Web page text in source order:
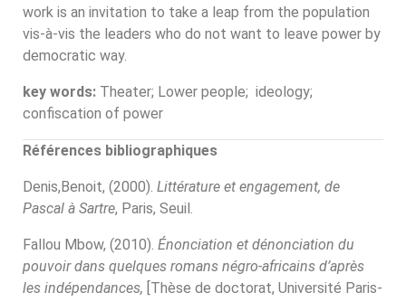
work is an invitation to take a leap from the population
vis-à-vis the leaders who do not want to leave power by
democratic way.
key words: Theater; Lower people; ideology;
confiscation of power
Références bibliographiques
Denis,Benoit, (2000). Littérature et engagement, de
Pascal à Sartre, Paris, Seuil.
Fallou Mbow, (2010). Énonciation et dénonciation du
pouvoir dans quelques romans négro-africains d’après
les indépendances, [Thèse de doctorat, Université Paris-